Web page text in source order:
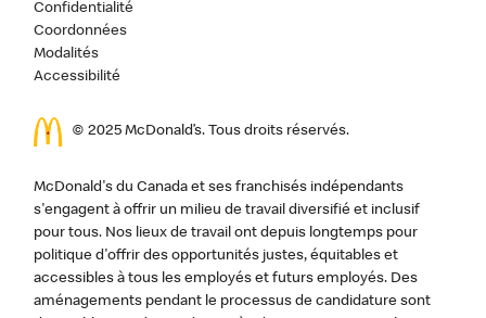
Confidentialité
Coordonnées
Modalités
Accessibilité
© 2025 McDonald’s. Tous droits réservés.
McDonald's du Canada et ses franchisés indépendants
s'engagent à offrir un milieu de travail diversifié et inclusif
pour tous. Nos lieux de travail ont depuis longtemps pour
politique d'offrir des opportunités justes, équitables et
accessibles à tous les employés et futurs employés. Des
aménagements pendant le processus de candidature sont